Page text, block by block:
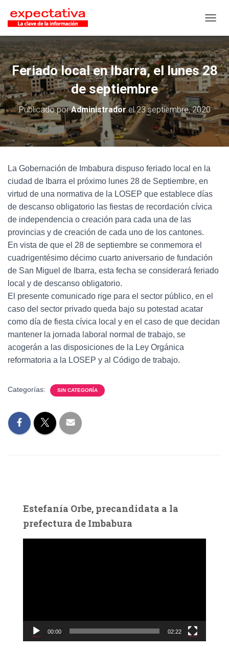
Feriado local en Ibarra, el lunes 28
de septiembre
Publicado porAdministradorel23 septiembre, 2020
La Gobernación de Imbabura dispuso feriado local en la
ciudad de Ibarra el próximo lunes 28 de Septiembre, en
virtud de una normativa de la LOSEP que establece días
de descanso obligatorio las fiestas de recordación cívica
de independencia o creación para cada una de las
provincias y de creación de cada uno de los cantones.
En vista de que el 28 de septiembre se conmemora el
cuadrigentésimo décimo cuarto aniversario de fundación
de San Miguel de Ibarra, esta fecha se considerará feriado
local y de descanso obligatorio.
El presente comunicado rige para el sector público, en el
caso del sector privado queda bajo su potestad acatar
como día de fiesta cívica local y en el caso de que decidan
mantener la jornada laboral normal de trabajo, se
acogerán a las disposiciones de la Ley Orgánica
reformatoria a la LOSEP y al Código de trabajo.
Categorías: SIN CATEGORÍA
Estefanía Orbe, precandidata a la
prefectura de Imbabura
c
00:00 02:22